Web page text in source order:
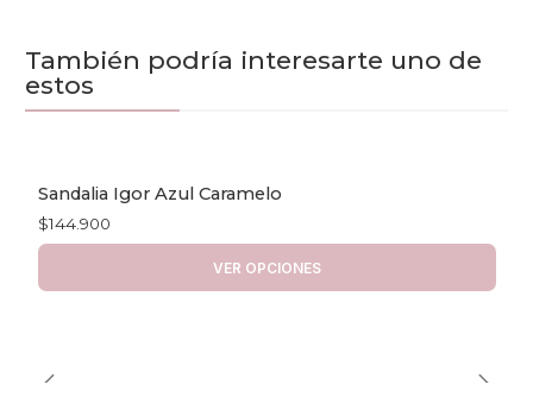
También podría interesarte uno de
estos
Sandalia Igor Azul Caramelo
$144.900
VER OPCIONES